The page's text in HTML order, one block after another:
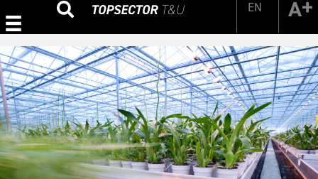
EN
Zoeken